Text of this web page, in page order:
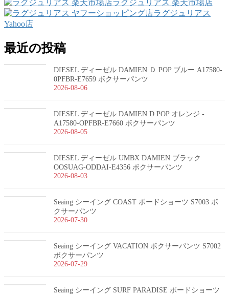
ラグジュリアス 楽天市場店
ラグジュリアス
Yahoo店
最近の投稿
DIESEL ディーゼル DAMIEN Ｄ POP ブルー A17580-
0PFBR-E7659 ボクサーパンツ
2026-08-06
DIESEL ディーゼル DAMIEN D POP オレンジ -
A17580-OPFBR-E7660 ボクサーパンツ
2026-08-05
DIESEL ディーゼル UMBX DAMIEN ブラック
OOSUAG-ODDAI-E4356 ボクサーパンツ
2026-08-03
Seaing シーイング COAST ボードショーツ S7003 ボ
クサーパンツ
2026-07-30
Seaing シーイング VACATION ボクサーパンツ S7002
ボクサーパンツ
2026-07-29
Seaing シーイング SURF PARADISE ボードショーツ